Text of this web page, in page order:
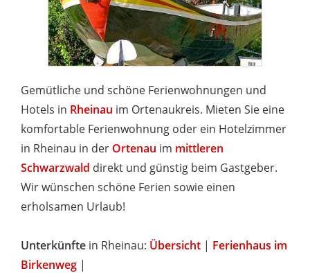
Gemütliche und schöne Ferienwohnungen und
Hotels in Rheinau im Ortenaukreis. Mieten Sie eine
komfortable Ferienwohnung oder ein Hotelzimmer
in Rheinau in der Ortenau im mittleren
Schwarzwald direkt und günstig beim Gastgeber.
Wir wünschen schöne Ferien sowie einen
erholsamen Urlaub!
Unterkünfte in Rheinau: Übersicht | Ferienhaus im
Birkenweg |